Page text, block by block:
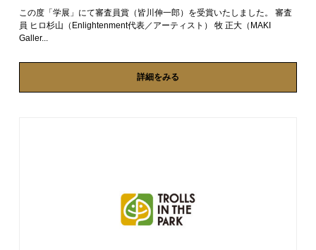
この度「学展」にて審査員賞（皆川伸一郎）を受賞いたしました。 審査
員 ヒロ杉山（Enlightenment代表／アーティスト） 牧 正大（MAKI
Galler...
詳細をみる